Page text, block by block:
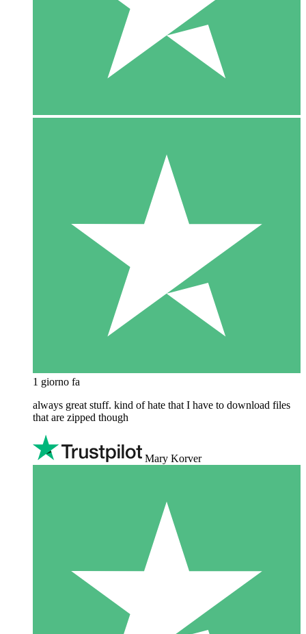
1 giorno fa
always great stuff. kind of hate that I have to download files
that are zipped though
Mary Korver